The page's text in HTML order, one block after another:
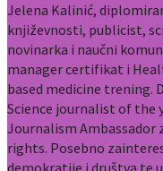
Jelena Kalinić,
književnosti, publicist,
novinarka i naučni
manager certifikat i
based medicine trening.
Science journalist of the
Journalism Ambassador
rights. Posebno